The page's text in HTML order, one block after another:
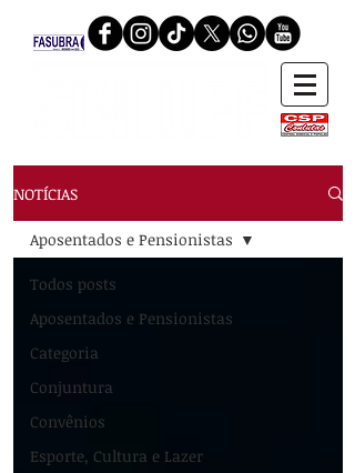
NOTÍCIAS
Todos posts
Aposentados e Pensionistas
Categoria
Conjuntura
Convênios
Esporte, Cultura e Lazer
Aposentados e Pensionistas